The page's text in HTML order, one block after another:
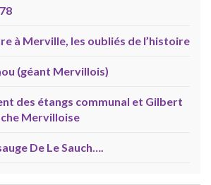
à Merville, les oubliés de l’histoire
(géant Mervillois)
des étangs communal et Gilbert
Mervilloise
De Le Sauch….